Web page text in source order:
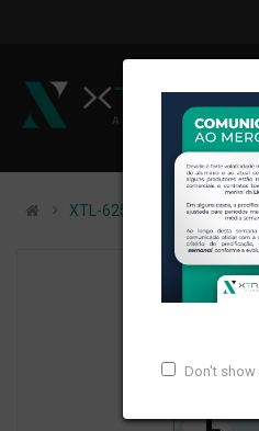
Don't show
XTL-625 - (P-068) - PESO